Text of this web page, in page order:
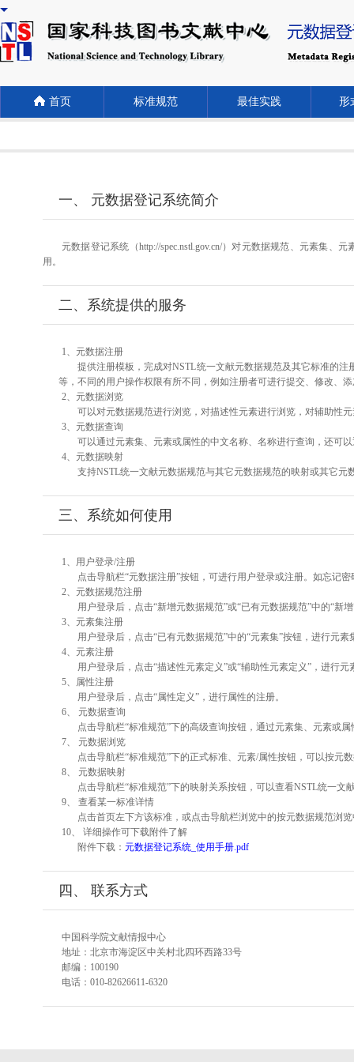
首页 标准规范 最佳实践 形
一、 元数据登记系统简介
元数据登记系统（http://spec.nstl.gov.cn/）对元数据规范、元素集
用。
二、系统提供的服务
1、元数据注册
提供注册模板，完成对NSTL统一文献元数据规范及其它标准的
等，不同的用户操作权限有所不同，例如注册者可进行提交、修改、
2、元数据浏览
可以对元数据规范进行浏览，对描述性元素进行浏览，对辅助性
3、元数据查询
可以通过元素集、元素或属性的中文名称、名称进行查询，还可
4、元数据映射
支持NSTL统一文献元数据规范与其它元数据规范的映射或其它元
三、系统如何使用
1、用户登录/注册
点击导航栏“元数据注册”按钮，可进行用户登录或注册。如忘记
2、元数据规范注册
用户登录后，点击“新增元数据规范”或“已有元数据规范”中的“新
3、元素集注册
用户登录后，点击“已有元数据规范”中的“元素集”按钮，进行元素
4、元素注册
用户登录后，点击“描述性元素定义”或“辅助性元素定义”，进行元
5、属性注册
用户登录后，点击“属性定义”，进行属性的注册。
6、 元数据查询
点击导航栏“标准规范”下的高级查询按钮，通过元素集、元素或
7、 元数据浏览
点击导航栏“标准规范”下的正式标准、元素/属性按钮，可以按元
8、 元数据映射
点击导航栏“标准规范”下的映射关系按钮，可以查看NSTL统一文
9、 查看某一标准详情
点击首页左下方该标准，或点击导航栏浏览中的按元数据规范浏
10、 详细操作可下载附件了解
附件下载： 元数据登记系统_使用手册.pdf
四、 联系方式
中国科学院文献情报中心
地址：北京市海淀区中关村北四环西路33号
邮编：100190
电话：010-82626611-6320